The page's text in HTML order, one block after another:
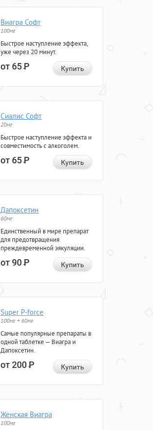
Виагра Софт
100мг
Быстрое наступление эффекта,
уже через 20 минут.
от 65Р Купить
Сиалис Софт
20мг
Быстрое наступление эффекта и
совместимость с алкоголем.
от 65Р Купить
Дапоксетин
60мг
Единственный в мире препарат
для предотвращения
преждевременной эякуляции.
от 90Р Купить
Super P-force
100мг + 60мг
Самые популярные препараты в
одной таблетке — Виагра и
Дапоксетин.
от 200Р Купить
Женская Виагра
100мг